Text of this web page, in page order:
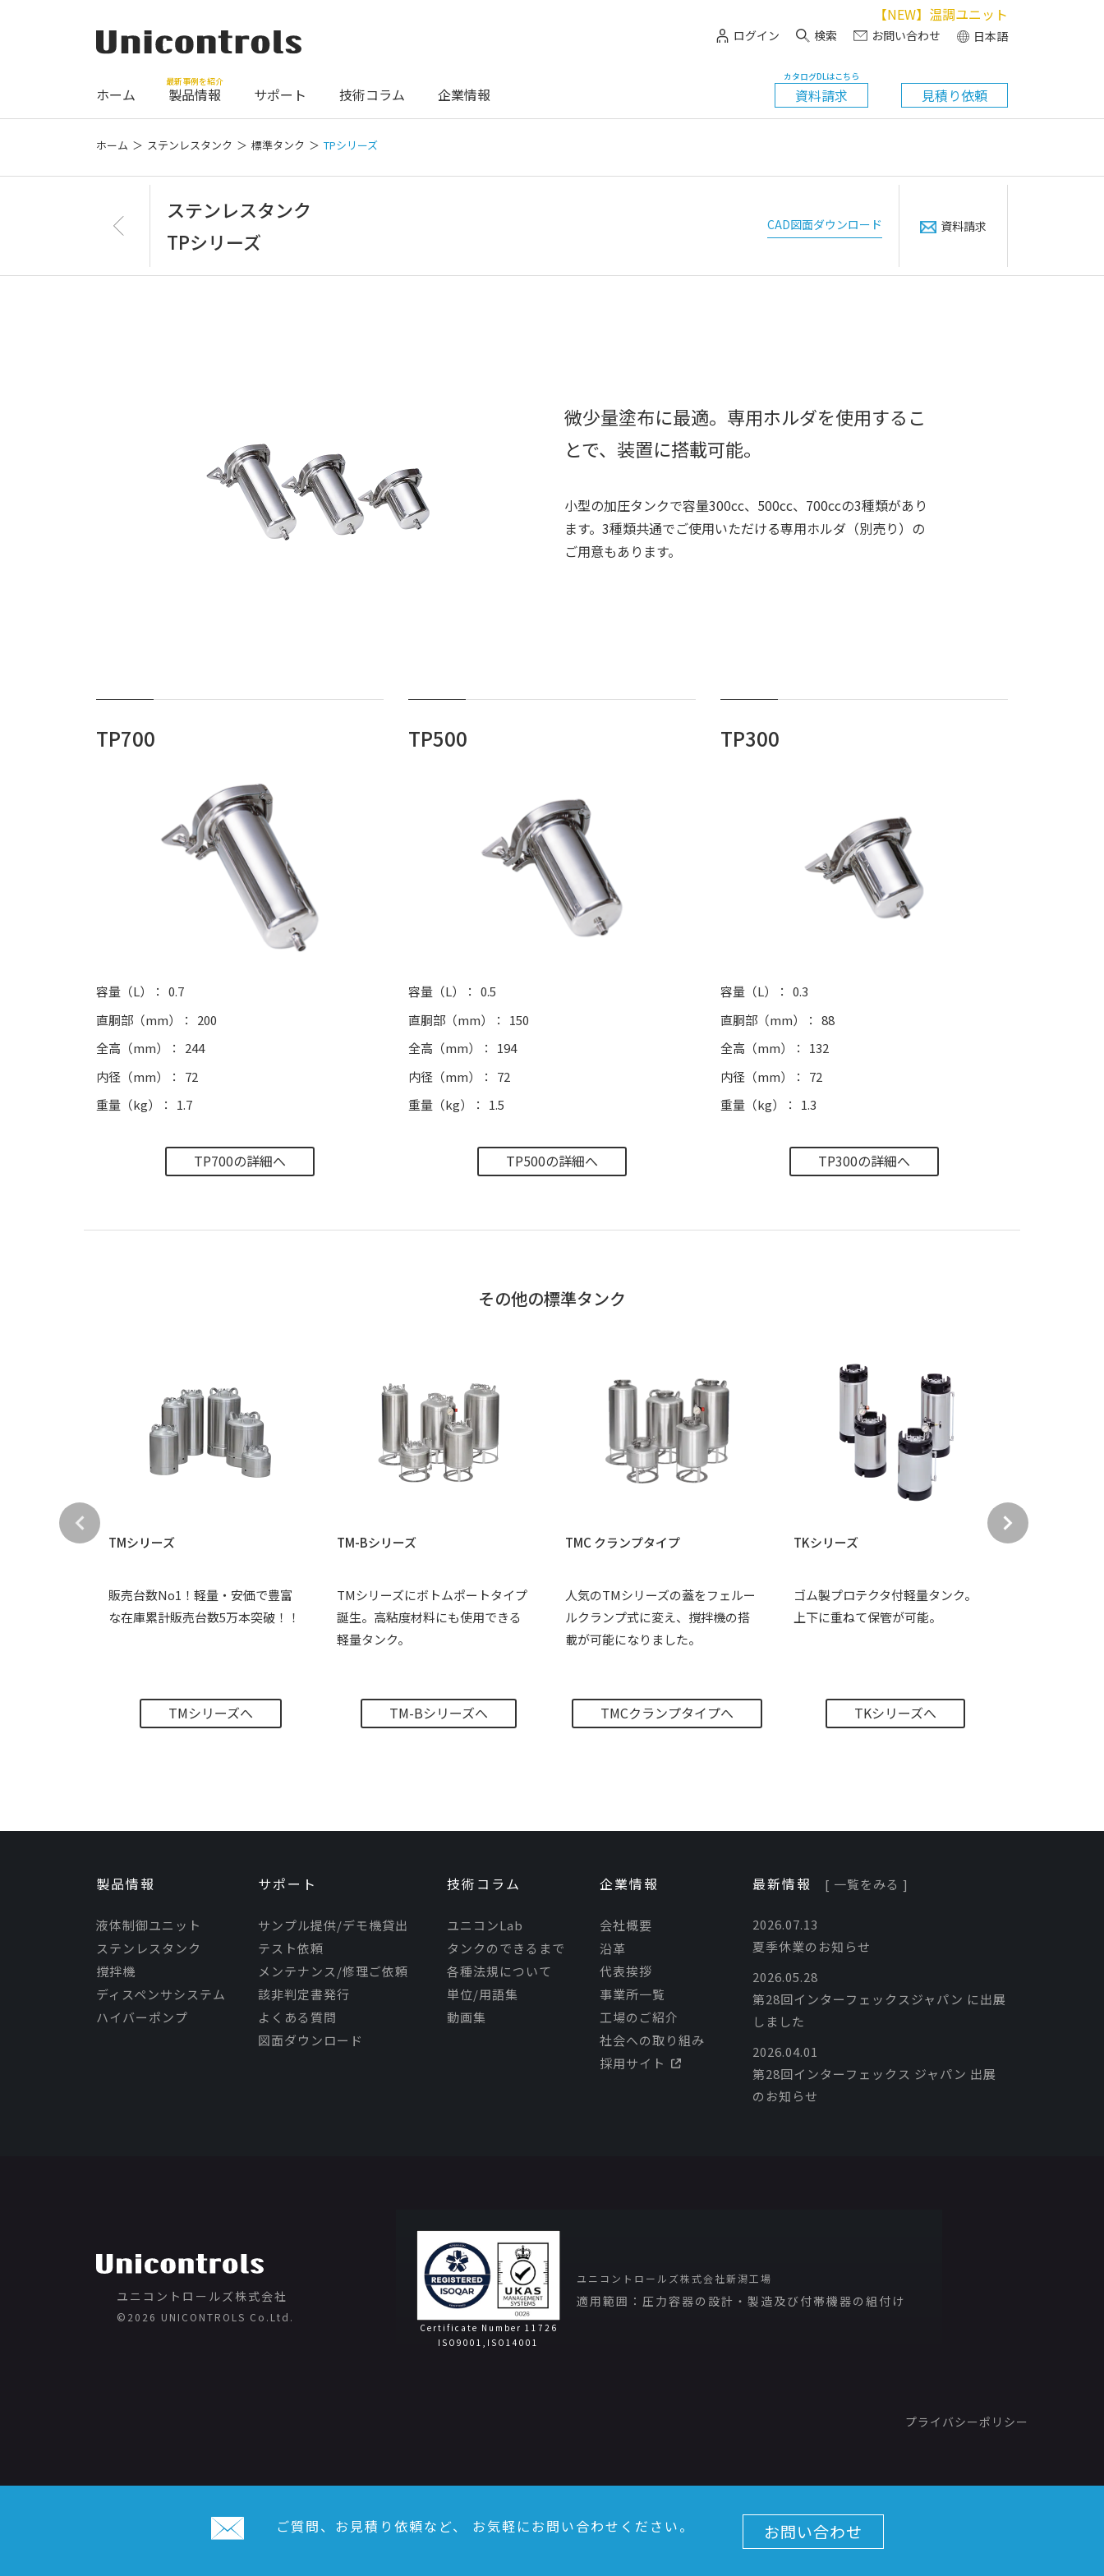
【NEW】温調ユニット
ログイン 検索 お問い合わせ 日本語
ホーム 製品情報
最新事例を紹介
サポート 技術コラム 企業情報 資料請求
カタログDLはこちら
見積り依頼
ホーム ステンレスタンク 標準タンク TPシリーズ
ステンレスタンク
TPシリーズ
CAD図面ダウンロード 資料請求
微少量塗布に最適。専用ホルダを使用するこ
とで、装置に搭載可能。
小型の加圧タンクで容量300cc、500cc、700ccの3種類があり
ます。3種類共通でご使用いただける専用ホルダ（別売り）の
ご用意もあります。
TP700
容量（L）
0.7
直胴部（mm）
200
全高（mm）
244
内径（mm）
72
重量（kg）
1.7
TP700の詳細へ
TP500
容量（L）
0.5
直胴部（mm）
150
全高（mm）
194
内径（mm）
72
重量（kg）
1.5
TP500の詳細へ
TP300
容量（L）
0.3
直胴部（mm）
88
全高（mm）
132
内径（mm）
72
重量（kg）
1.3
TP300の詳細へ
その他の標準タンク
TMシリーズ
販売台数No1！軽量・安価で豊富
な在庫累計販売台数5万本突破！！
TMシリーズへ
TM-Bシリーズ
TMシリーズにボトムポートタイプ
誕生。高粘度材料にも使用できる
軽量タンク。
TM-Bシリーズへ
TMC クランプタイプ
人気のTMシリーズの蓋をフェルー
ルクランプ式に変え、撹拌機の搭
載が可能になりました。
TMCクランプタイプへ
TKシリーズ
ゴム製プロテクタ付軽量タンク。
上下に重ねて保管が可能。
TKシリーズへ
TAシリーズ
製品情報
液体制御ユニット
ステンレスタンク
撹拌機
ディスペンサシステム
ハイバーポンプ
サポート
サンプル提供/デモ機貸出
テスト依頼
メンテナンス/修理ご依頼
該非判定書発行
よくある質問
図面ダウンロード
技術コラム
ユニコンLab
タンクのできるまで
各種法規について
単位/用語集
動画集
企業情報
会社概要
沿革
代表挨拶
事業所一覧
工場のご紹介
社会への取り組み
採用サイト
最新情報 [ 一覧をみる ]
2026.07.13
夏季休業のお知らせ
2026.05.28
第28回インターフェックスジャパン に出展
しました
2026.04.01
第28回インターフェックス ジャパン 出展
のお知らせ
ユニコントロールズ株式会社
©️2026 UNICONTROLS Co.Ltd.
Certificate Number 11726
ISO9001,ISO14001
ユニコントロールズ株式会社新潟工場
適用範囲：圧力容器の設計・製造及び付帯機器の組付け
プライバシーポリシー
ご質問、お見積り依頼など、 お気軽にお問い合わせください。 お問い合わせ